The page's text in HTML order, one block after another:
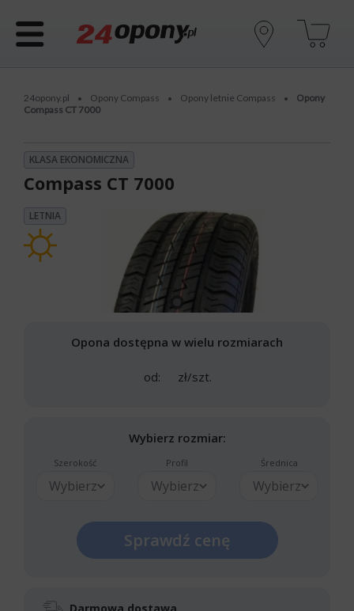
24opony.pl • Opony Compass • Opony letnie Compass •
Opony
Compass CT 7000
KLASA EKONOMICZNA
Compass CT 7000
LETNIA
Opona dostępna w wielu rozmiarach
od: zł/szt.
Wybierz rozmiar:
Szerokość
Wybierz
Profil
Wybierz
Średnica
Wybierz
Sprawdź cenę
Darmowa dostawa